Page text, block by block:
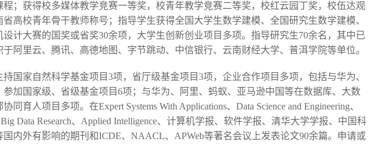
程；获得校多媒体教学竞赛一等奖，校青年教学竞赛二等奖，校红云园丁奖，校伍达观
高校青年骨干教师称号；指导学生获得全国大学生数学建模、全国研究生数学建模、
设计大赛的国奖或省奖30余项，大学生创新创业项目多项。指导研究生70余名，其中已
阿里云、腾讯、高德地图、字节跳动、中信银行、云南财经大学、普洱学院等单位。
国家自然科学基金项目3项，省厅级基金项目3项，企业合作项目多项，包括与华为、
参加国家级、省级基金项目6项；与华为、阿里、蚂蚁、亚马逊中国等在数据库、大数
同育人项目多项。在Expert Systems With Applications、Data Science and Engineering、
Data Research、Applied Intelligence、计算机学报、软件学报、清华大学学报、中国科
国内外有影响的期刊和ICDE、NAACL、APWeb等著名会议上发表论文90余篇。申请或